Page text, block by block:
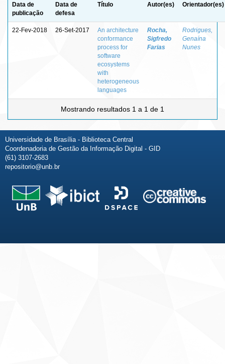
Data de
publicação
Data de
defesa
Título Autor(es) Orientador(es)
22-Fev-2018 26-Set-2017
An architecture
conformance
process for
software
ecosystems
with
heterogeneous
languages
Rocha,
Sigfredo
Farias
Rodrigues,
Genaína
Nunes
Mostrando resultados 1 a 1 de 1
Universidade de Brasília - Biblioteca Central
Coordenadoria de Gestão da Informação Digital - GID
(61) 3107-2683
repositorio@unb.br